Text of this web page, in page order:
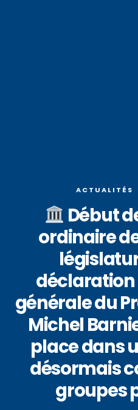
ACTUALITÉS
Début
ordinaire
générale du
Michel
place dans
désormais
groupes